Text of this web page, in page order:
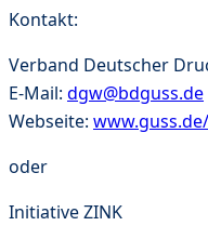
Kontakt:
Verband Deutscher
E-Mail: dgw@bdguss.de
Webseite:
oder
Initiative ZINK